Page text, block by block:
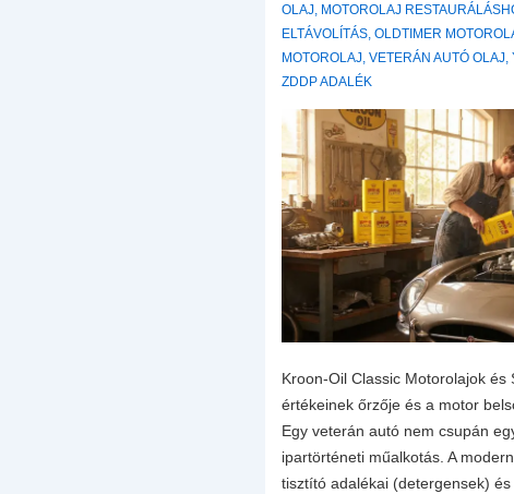
OLAJ, MOTOROLAJ
ELTÁVOLÍTÁS,OLDTIMER
MOTOROLAJ,VETERÁN AUTÓ OLAJ,
ZDDP ADALÉK
Kroon-Oil Classic Motorolajok és
értékeinek őrzője és a motor
Egy veterán autó nem csupán
ipartörténeti műalkotás. A
tisztító adalékai (detergensek)